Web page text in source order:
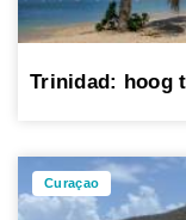
Trinidad: hoog
Curaçao